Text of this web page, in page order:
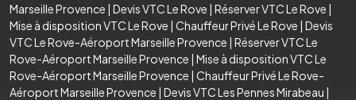
Marseille Provence | Devis VTC Le Rove | Réserver VTC Le Rove |
Mise à disposition VTC Le Rove | Chauffeur Privé Le Rove | Devis
VTC Le Rove-Aéroport Marseille Provence | Réserver VTC Le
Rove-Aéroport Marseille Provence | Mise à disposition VTC Le
Rove-Aéroport Marseille Provence | Chauffeur Privé Le Rove-
Aéroport Marseille Provence | Devis VTC Les Pennes Mirabeau |